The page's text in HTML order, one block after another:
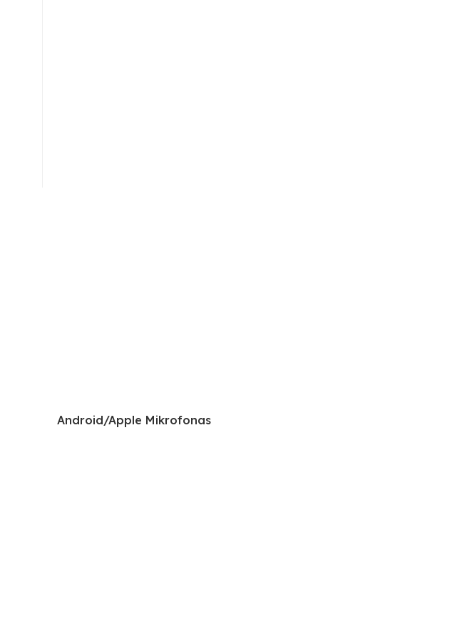
Android/Apple Mikrofonas